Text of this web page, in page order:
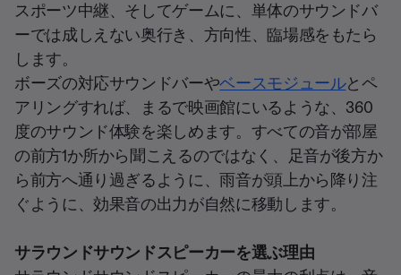
スポーツ中継、そしてゲームに、単体のサウンドバ
ーでは成しえない奥行き、方向性、臨場感をもたら
します。
ボーズの対応サウンドバーやベースモジュールとペ
アリングすれば、まるで映画館にいるような、360
度のサウンド体験を楽しめます。すべての音が部屋
の前方1か所から聞こえるのではなく、足音が後方か
ら前方へ通り過ぎるように、雨音が頭上から降り注
ぐように、効果音の出力が自然に移動します。
サラウンドサウンドスピーカーを選ぶ理由